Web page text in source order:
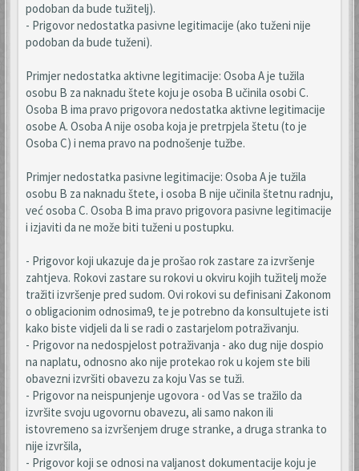
podoban da bude tužitelj).
- Prigovor nedostatka pasivne legitimacije (ako tuženi nije
podoban da bude tuženi).
Primjer nedostatka aktivne legitimacije: Osoba A je tužila
osobu B za naknadu štete koju je osoba B učinila osobi C.
Osoba B ima pravo prigovora nedostatka aktivne legitimacije
osobe A. Osoba A nije osoba koja je pretrpjela štetu (to je
Osoba C) i nema pravo na podnošenje tužbe.
Primjer nedostatka pasivne legitimacije: Osoba A je tužila
osobu B za naknadu štete, i osoba B nije učinila štetnu radnju,
već osoba C. Osoba B ima pravo prigovora pasivne legitimacije
i izjaviti da ne može biti tuženi u postupku.
- Prigovor koji ukazuje da je prošao rok zastare za izvršenje
zahtjeva. Rokovi zastare su rokovi u okviru kojih tužitelj može
tražiti izvršenje pred sudom. Ovi rokovi su definisani Zakonom
o obligacionim odnosima9, te je potrebno da konsultujete isti
kako biste vidjeli da li se radi o zastarjelom potraživanju.
- Prigovor na nedospjelost potraživanja - ako dug nije dospio
na naplatu, odnosno ako nije protekao rok u kojem ste bili
obavezni izvršiti obavezu za koju Vas se tuži.
- Prigovor na neispunjenje ugovora - od Vas se tražilo da
izvršite svoju ugovornu obavezu, ali samo nakon ili
istovremeno sa izvršenjem druge stranke, a druga stranka to
nije izvršila,
- Prigovor koji se odnosi na valjanost dokumentacije koju je